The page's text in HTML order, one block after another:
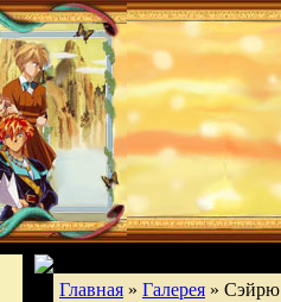
Главная » Галерея » Сэйрю